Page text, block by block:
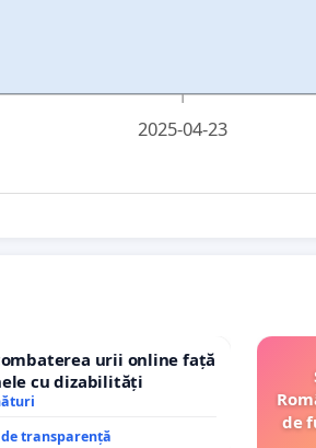
2025-04-23
urii online față
cu dizabilități
transparență
de